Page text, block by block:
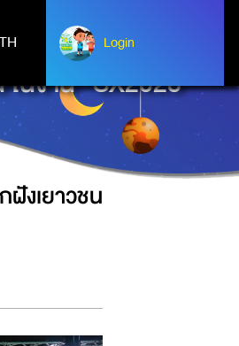
TH Login
Login
นงาน “SX2023”
งเยาวชน